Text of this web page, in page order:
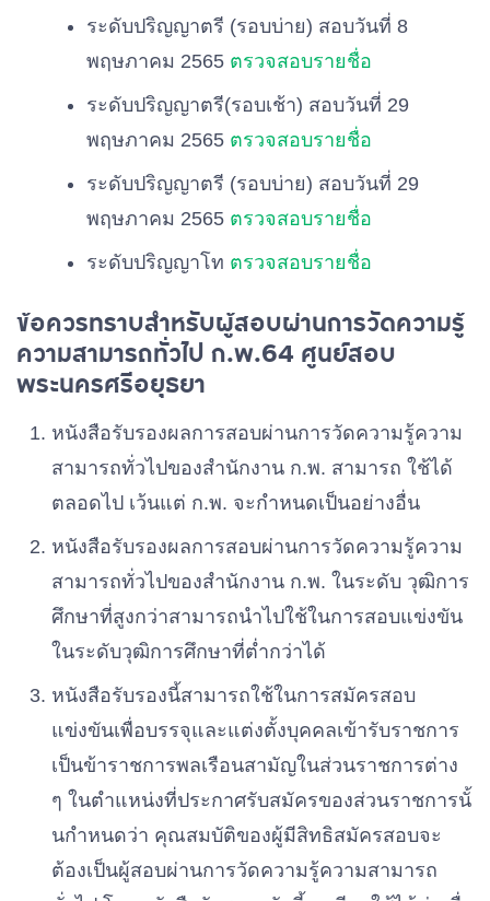
ระดับปริญญาตรี (รอบบ่าย) สอบวันที่ 8
พฤษภาคม 2565 ตรวจสอบรายชื่อ
ระดับปริญญาตรี(รอบเช้า) สอบวันที่ 29
พฤษภาคม 2565 ตรวจสอบรายชื่อ
ระดับปริญญาตรี (รอบบ่าย) สอบวันที่ 29
พฤษภาคม 2565 ตรวจสอบรายชื่อ
ระดับปริญญาโท ตรวจสอบรายชื่อ
ข้อควรทราบสำหรับผู้สอบผ่านการวัดความรู้
ความสามารถทั่วไป ก.พ.64 ศูนย์สอบ
พระนครศรีอยุธยา
หนังสือรับรองผลการสอบผ่านการวัดความรู้ความ
สามารถทั่วไปของสํานักงาน ก.พ. สามารถ ใช้ได้
ตลอดไป เว้นแต่ ก.พ. จะกําหนดเป็นอย่างอื่น
หนังสือรับรองผลการสอบผ่านการวัดความรู้ความ
สามารถทั่วไปของสํานักงาน ก.พ. ในระดับ วุฒิการ
ศึกษาที่สูงกว่าสามารถนําไปใช้ในการสอบแข่งขัน
ในระดับวุฒิการศึกษาที่ต่ำกว่าได้
หนังสือรับรองนี้สามารถใช้ในการสมัครสอบ
แข่งขันเพื่อบรรจุและแต่งตั้งบุคคลเข้ารับราชการ
เป็นข้าราชการพลเรือนสามัญในส่วนราชการต่าง
ๆ ในตําแหน่งที่ประกาศรับสมัครของส่วนราชการนั้
นกําหนดว่า คุณสมบัติของผู้มีสิทธิสมัครสอบจะ
ต้องเป็นผู้สอบผ่านการวัดความรู้ความสามารถ